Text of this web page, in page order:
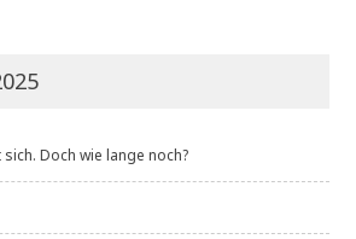
Doch wie lange noch?